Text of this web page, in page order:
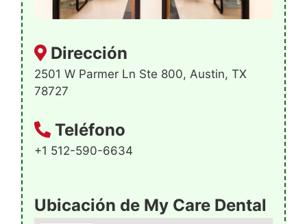
Dirección
2501 W Parmer Ln Ste 800, Austin, TX
78727
Teléfono
+1 512-590-6634
Ubicación de My Care Dental